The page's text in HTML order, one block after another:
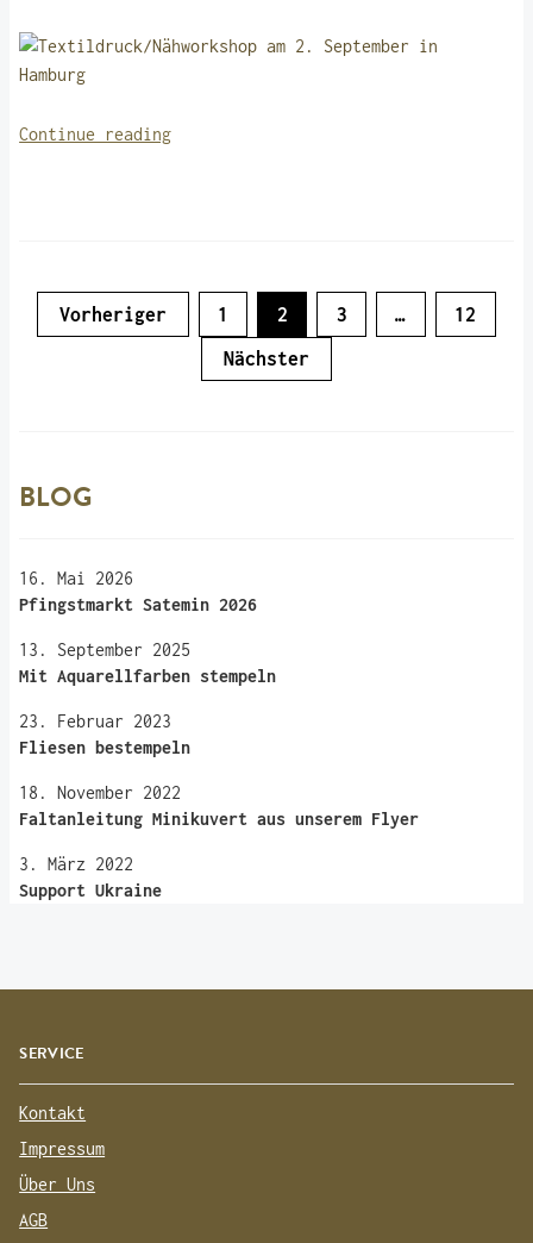
Continue reading„Textildruck/Nähworkshop
SEITENNUMMERIERUNG
DER
Vorheriger 1 2 3 … 12
Nächster
BLOG
16. Mai 2026
Pfingstmarkt Satemin 2026
13. September 2025
Mit Aquarellfarben stempeln
23. Februar 2023
Fliesen bestempeln
18. November 2022
Faltanleitung Minikuvert aus unserem Flyer
3. März 2022
Support Ukraine
SERVICE
Kontakt
Impressum
Über Uns
AGB